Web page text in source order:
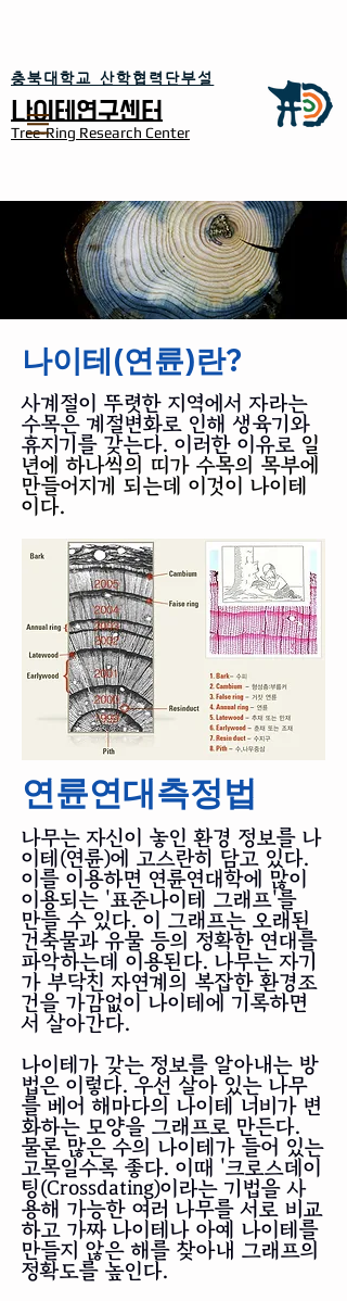
​충북대학교 산학협력단부설
​나이테연구센터
Tree-Ring Research Center
​나이테(연륜)란?
사계절이 뚜렷한 지역에서 자라는
수목은 계절변화로 인해 생육기와
휴지기를 갖는다. 이러한 이유로 일
년에 하나씩의 띠가 수목의 목부에
만들어지게 되는데 이것이 나이테
이다.
연륜연대측정법
나무는 자신이 놓인 환경 정보를 나
이테(연륜)에 고스란히 담고 있다.
이를 이용하면 연륜연대학에 많이
이용되는 '표준나이테 그래프'를
만들 수 있다. 이 그래프는 오래된
건축물과 유물 등의 정확한 연대를
파악하는데 이용된다. 나무는 자기
가 부닥친 자연계의 복잡한 환경조
건을 가감없이 나이테에 기록하면
서 살아간다.
나이테가 갖는 정보를 알아내는 방
법은 이렇다. 우선 살아 있는 나무
를 베어 해마다의 나이테 너비가 변
화하는 모양을 그래프로 만든다.
물론 많은 수의 나이테가 들어 있는
고목일수록 좋다. 이때 '크로스데이
팅(Crossdating)이라는 기법을 사
용해 가능한 여러 나무를 서로 비교
하고 가짜 나이테나 아예 나이테를
만들지 않은 해를 찾아내 그래프의
정확도를 높인다.